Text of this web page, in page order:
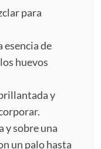
para
esencia de
huevos
y
y sobre una
un palo hasta